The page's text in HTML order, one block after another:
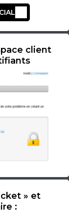
client
» et
: